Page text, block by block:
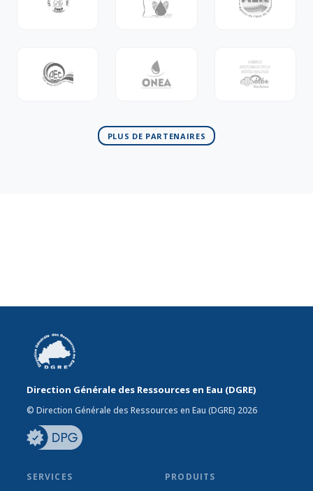
PLUS DE PARTENAIRES
Direction Générale des Ressources en Eau (DGRE)
© Direction Générale des Ressources en Eau (DGRE) 2026
SERVICES PRODUITS